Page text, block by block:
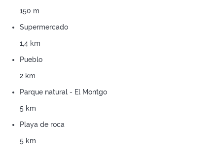
150 m
Supermercado
1,4 km
Pueblo
2 km
Parque natural - El Montgo
5 km
Playa de roca
5 km